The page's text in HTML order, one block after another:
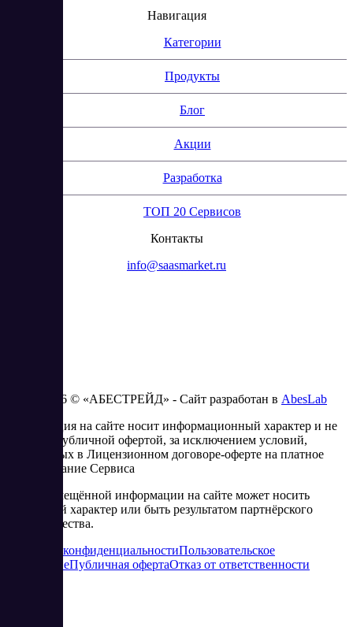
Навигация
Категории
Продукты
Блог
Акции
Разработка
ТОП 20 Сервисов
Контакты
info@saasmarket.ru
2023 - 2026 © «АБЕСТРЕЙД» - Сайт разработан в AbesLab
Информация на сайте носит информационный характер и не
является публичной офертой, за исключением условий,
изложенных в Лицензионном договоре-оферте на платное
использование Сервиса
Часть размещённой информации на сайте может носить
рекламный характер или быть результатом партнёрского
сотрудничества.
Политика конфиденциальностиПользовательское
соглашениеПубличная офертаОтказ от ответственности